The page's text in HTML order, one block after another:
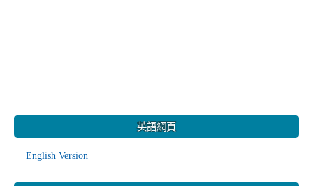
英語網頁
English Version